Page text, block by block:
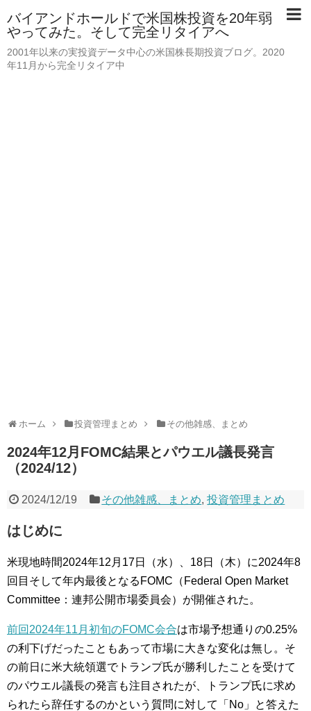
バイアンドホールドで米国株投資を20年弱
やってみた。そして完全リタイアへ
2001年以来の実投資データ中心の米国株長期投資ブログ。2020
年11月から完全リタイア中
ホーム 投資管理まとめ その他雑感、まとめ
2024年12月FOMC結果とパウエル議長発言
（2024/12）
2024/12/19 その他雑感、まとめ,投資管理まとめ
はじめに
米現地時間2024年12月17日（水）、18日（木）に2024年8
回目そして年内最後となるFOMC（Federal Open Market
Committee：連邦公開市場委員会）が開催された。
前回2024年11月初旬のFOMC会合は市場予想通りの0.25%
の利下げだったこともあって市場に大きな変化は無し。そ
の前日に米大統領選でトランプ氏が勝利したことを受けて
のパウエル議長の発言も注目されたが、トランプ氏に求め
られたら辞任するのかという質問に対して「No」と答えた